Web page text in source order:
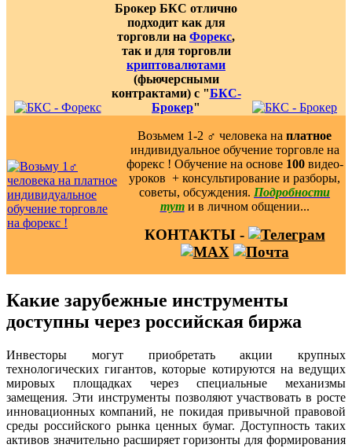
Брокер БКС отлично
подходит как для
торговли на Форекс,
так и для торговли
криптовалютами
(фьючерсными
контрактами) с "БКС-
Брокер"
Возьмем 1-2 ‍♂️ человека на платное
индивидуальное обучение торговле на
форекс ! Обучение на основе 100видео-
уроков ️ + консультирование и разборы,
советы, обсуждения. Подробности
тут и в личном общении...
КОНТАКТЫ -
Какие зарубежные инструменты
доступны через российская биржа
Инвесторы могут приобретать акции крупных
технологических гигантов, которые котируются на ведущих
мировых площадках через специальные механизмы
замещения. Эти инструменты позволяют участвовать в росте
инновационных компаний, не покидая привычной правовой
среды российского рынка ценных бумаг. Доступность таких
активов значительно расширяет горизонты для формирования